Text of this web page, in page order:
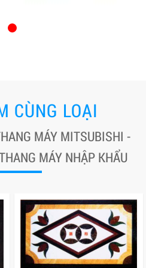
CÙNG LOẠI
MÁY MITSUBISHI -
MÁY NHẬP KHẨU